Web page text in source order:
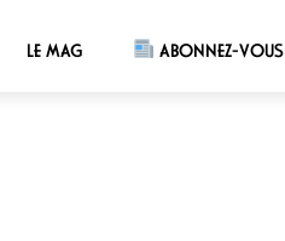
LE MAG ABONNEZ-VOUS